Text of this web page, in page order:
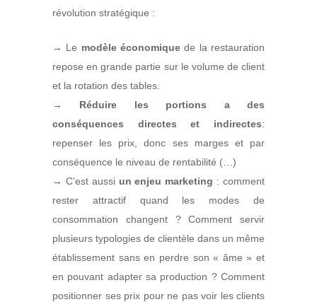
révolution stratégique :
→ Le modèle économique de la restauration
repose en grande partie sur le volume de client
et la rotation des tables.
→ Réduire les portions a des
conséquences directes et indirectes:
repenser les prix, donc ses marges et par
conséquence le niveau de rentabilité (…)
→ C’est aussi un enjeu marketing : comment
rester attractif quand les modes de
consommation changent ? Comment servir
plusieurs typologies de clientèle dans un même
établissement sans en perdre son « âme » et
en pouvant adapter sa production ? Comment
positionner ses prix pour ne pas voir les clients